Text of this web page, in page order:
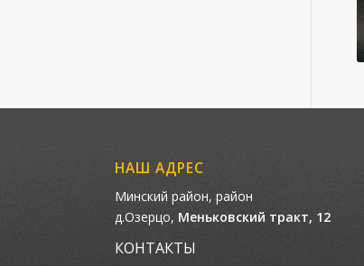
НАШ АДРЕС
Минский район, район
д.Озерцо, Меньковский тракт, 12
КОНТАКТЫ